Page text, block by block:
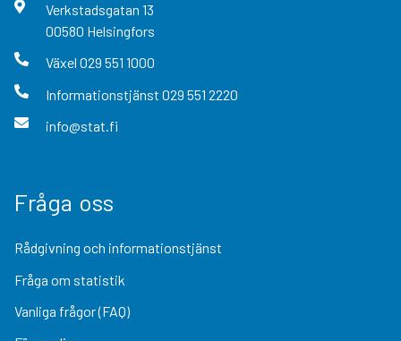
Verkstadsgatan 13
00580 Helsingfors
Växel 029 551 1000
Informationstjänst 029 551 2220
info@stat.fi
Fråga oss
Rådgivning och informationstjänst
Fråga om statistik
Vanliga frågor (FAQ)